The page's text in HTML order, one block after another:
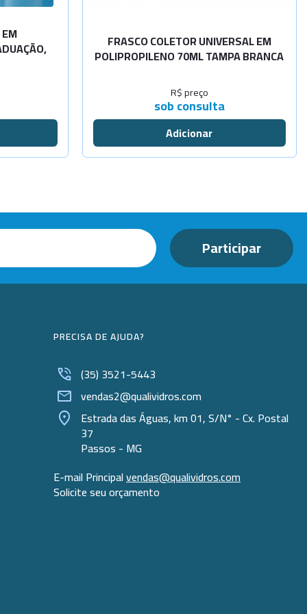
FRASCO COLETOR UNIVERSAL EM
POLIPROPILENO 70ML TAMPA BRANCA
R$ preço
sob consulta
PRECISA DE AJUDA?
(35) 3521-5443
vendas2@qualividros.com
Estrada das Águas, km 01, S/N° - Cx. Postal
37
Passos - MG
E-mail Principalvendas@qualividros.com
Solicite seu orçamento